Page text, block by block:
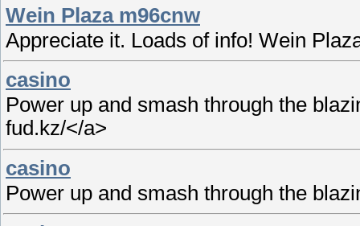
Wein Plaza m96cnw
Appreciate it. Loads of info! Wein
casino
Power up and smash through the
fud.kz/</a>
casino
Power up and smash through the